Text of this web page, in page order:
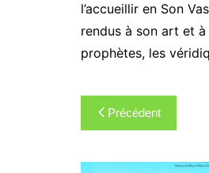
l’accueillir en Son
rendus à son art et à
prophètes, les
Navigation
de
Précédent